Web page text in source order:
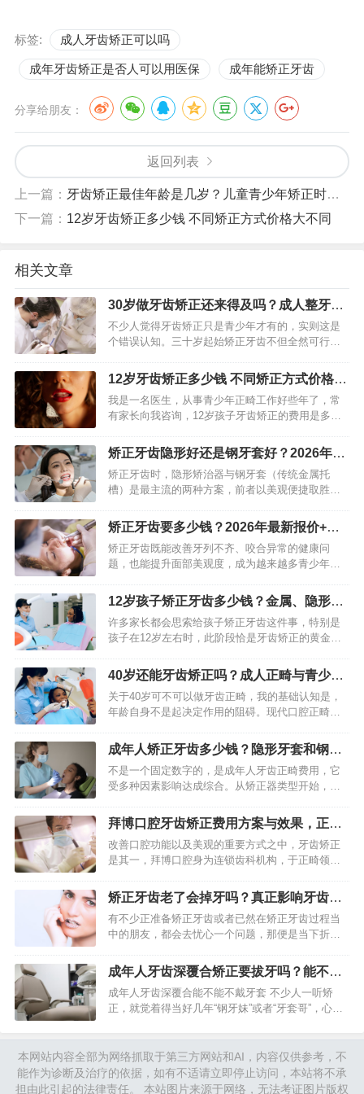
标签: 成人牙齿矫正可以吗
成年牙齿矫正是否人可以用医保 成年能矫正牙齿
分享给朋友：
返回列表
上一篇： 牙齿矫正最佳年龄是几岁？儿童青少年矫正时机解析
下一篇： 12岁牙齿矫正多少钱 不同矫正方式价格大不同
相关文章
30岁做牙齿矫正还来得及吗？成人整牙需
要多长时间
不少人觉得牙齿矫正只是青少年才有的，实则这是
个错误认知。三十岁起始矫正牙齿不但全然可行，
型，然而牙齿在矫治力作用下依旧能够移动。重点
在于拟定契合成年人生理特性…
12岁牙齿矫正多少钱 不同矫正方式价格大
不同
我是一名医生，从事青少年正畸工作好些年了，常
有家长向我咨询，12岁孩子牙齿矫正的费用是多
诸多因素，差别可大了，少则几千，多则好几万。
接下来，我会详细剖析费…
矫正牙齿隐形好还是钢牙套好？2026年精
准对比指南
矫正牙齿时，隐形矫治器与钢牙套（传统金属托
槽）是最主流的两种方案，前者以美观便捷取胜，
会陷入“选隐形还是钢牙套”的纠结，实则两者无绝对
优劣，核心取决于口腔畸…
矫正牙齿要多少钱？2026年最新报价+影
响费用4大核心因素
矫正牙齿既能改善牙列不齐、咬合异常的健康问
题，也能提升面部美观度，成为越来越多青少年和
询时最先关注的核心问题。其实，牙齿矫正没有固
定统一的价格，跨度从几…
12岁孩子矫正牙齿多少钱？金属、隐形牙
套价格全解析
许多家长都会思索给孩子矫正牙齿这件事，特别是
孩子在12岁左右时，此阶段恰是牙齿矫正的黄金时
用。这笔花销可不是一个固定不变的数值，它会被
多种因素所左右，涵盖矫…
40岁还能牙齿矫正吗？成人正畸与青少年
的区别
关于40岁可不可以做牙齿正畸，我的基础认知是，
年龄自身不是起决定作用的阻碍。现代口腔正畸技
然有机会借由科学矫正去改进牙齿排列与咬合关
系。重点所在是要开展全…
成年人矫正牙齿多少钱？隐形牙套和钢牙
价格差多少？
不是一个固定数字的，是成年人牙齿正畸费用，它
受多种因素影响达成综合。从矫正器类型开始，到
能让最终价格产生数千乃至数万元差异。了解这些
构成部分，对我们考虑正畸…
拜博口腔牙齿矫正费用方案与效果，正畸
医生怎么样
改善口腔功能以及美观的重要方式之中，牙齿矫正
是其一，拜博口腔身为连锁齿科机构，于正畸领域
对其矫正服务的实际情况展开分析，以此帮助读者
获取具备价值的信息。 拜…
矫正牙齿老了会掉牙吗？真正影响牙齿寿
命的是牙周健康
有不少正准备矫正牙齿或者已然在矫正牙齿过程当
中的朋友，都会去忧心一个问题，那便是当下折腾
更早地出现松动进而脱落呢？实际上呀，这样的担
忧是源自于对牙齿移动原理…
成年人牙齿深覆合矫正要拔牙吗？能不能
不戴牙套
成年人牙齿深覆合能不能不戴牙套 不少人一听矫
正，就觉着得当好几年“钢牙妹”或者“牙套哥”，心里
合，借由调整咬合习…
本网站内容全部为网络抓取于第三方网站和AI，内容仅供参考，不
能作为诊断及治疗的依据，如有不适请立即停止访问，本站将不承
担由此引起的法律责任。 本站图片来源于网络，无法考证图片版权